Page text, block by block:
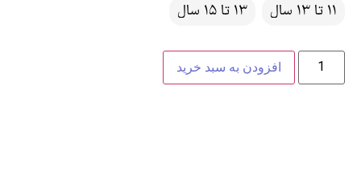
11 تا 13 سال
13 تا 15 سال
افزودن به سبد خرید